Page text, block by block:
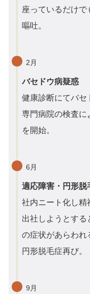
座っているだけ
嘔吐。
2月
バセドウ病疑惑
健康診断にてバセ
専門病院の検査に
を開始。
6月
適応障害・円形脱
社内ニート化し精
出社しようとす
の症状があらわれ
円形脱毛症再び。
9月